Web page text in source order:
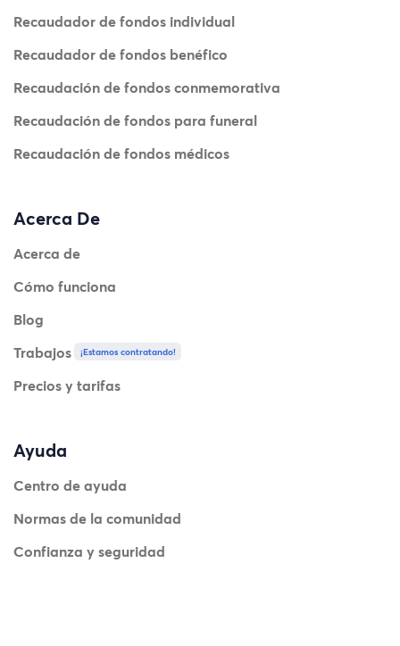
Recaudador de fondos individual
Recaudador de fondos benéfico
Recaudación de fondos conmemorativa
Recaudación de fondos para funeral
Recaudación de fondos médicos
Acerca De
Acerca de
Cómo funciona
Blog
Trabajos
¡Estamos contratando!
Precios y tarifas
Ayuda
Centro de ayuda
Normas de la comunidad
Confianza y seguridad